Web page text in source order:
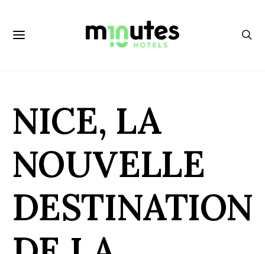
NICE, LA
NOUVELLE
DESTINATION